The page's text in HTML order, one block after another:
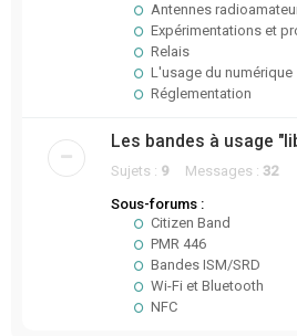
Antennes
Expérimentations et
Relais
L'usage du numérique
Réglementation
Les bandes à usage
Sujets : 9Messages : 32
Sous-forums :
Citizen Band
PMR 446
Bandes ISM/SRD
Wi-Fi et Bluetooth
NFC